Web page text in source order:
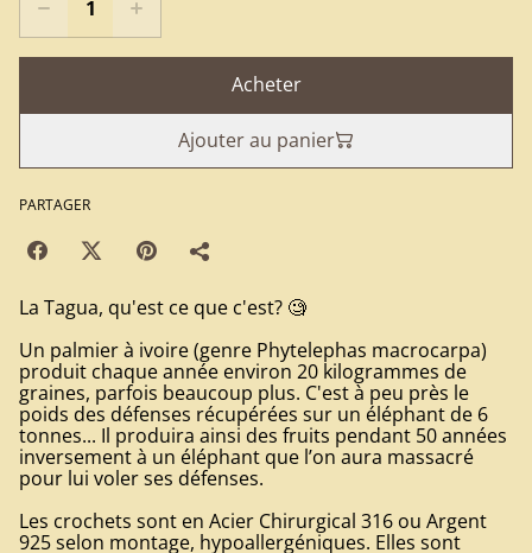
Acheter
Ajouter au panier
PARTAGER
La Tagua, qu'est ce que c'est? 🧐
Un palmier à ivoire (genre Phytelephas macrocarpa)
produit chaque année environ 20 kilogrammes de
graines, parfois beaucoup plus. C'est à peu près le
poids des défenses récupérées sur un éléphant de 6
tonnes... Il produira ainsi des fruits pendant 50 années
inversement à un éléphant que l’on aura massacré
pour lui voler ses défenses.
Les crochets sont en Acier Chirurgical 316 ou Argent
925 selon montage, hypoallergéniques. Elles sont